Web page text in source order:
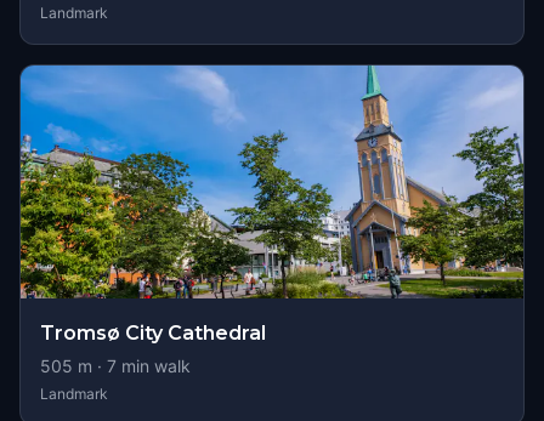
Landmark
Tromsø City Cathedral
505 m · 7 min walk
Landmark